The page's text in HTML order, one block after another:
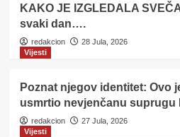
KAKO JE IZGLEDALA
svaki dan….
redakcion
28 Jula, 2026
Vijesti
Poznat njegov identitet: Ovo
usmrtio nevjenčanu suprugu
redakcion
27 Jula, 2026
Vijesti